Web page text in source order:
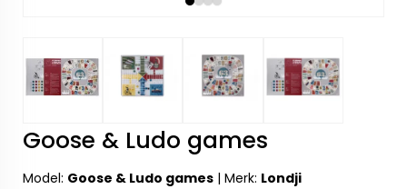
Goose & Ludo games
Model: Goose & Ludo games | Merk: Londji